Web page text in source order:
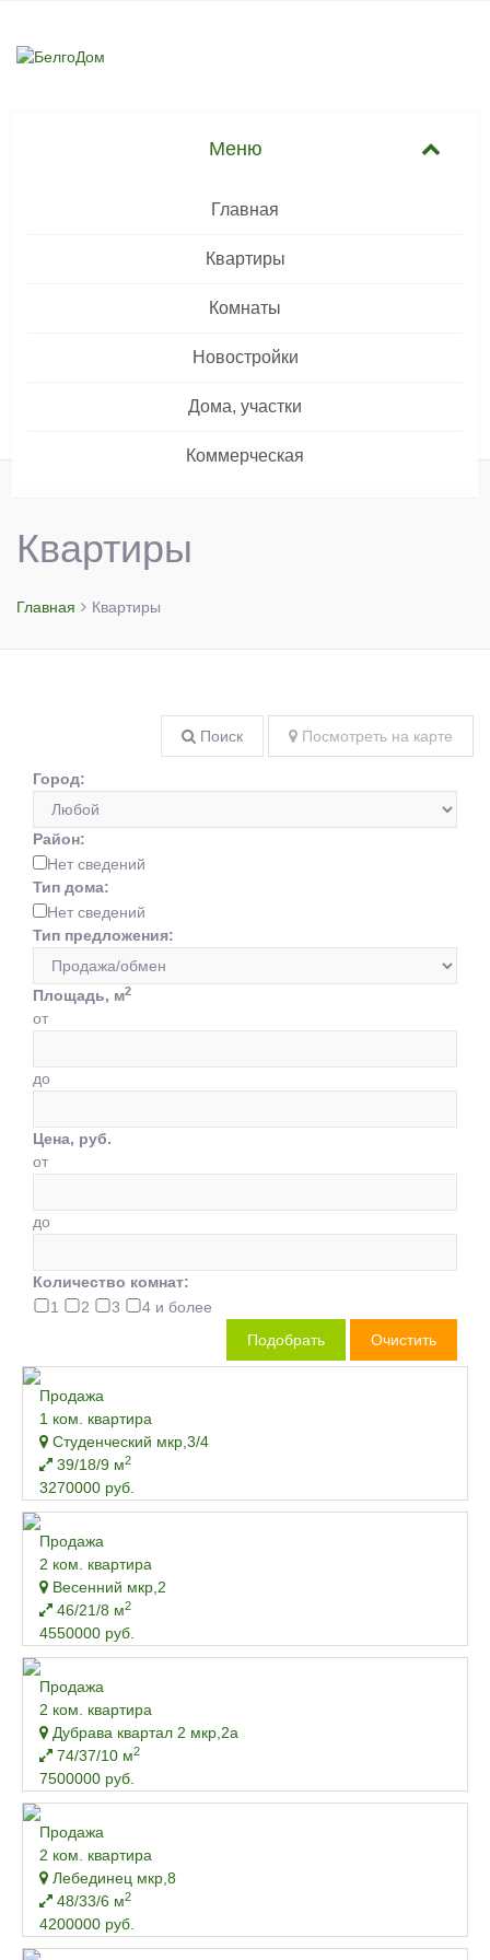
Главная
Квартиры
Комнаты
Новостройки
Дома, участки
Коммерческая
Квартиры
Главная Квартиры
Поиск Посмотреть на карте
Город:
Район:
Нет сведений
Тип дома:
Нет сведений
Тип предложения:
Площадь, м2
от
до
Цена, руб.
от
до
Количество комнат:
1
2 3 4 и более
Продажа
1 ком. квартира
Студенческий мкр,3/4
39/18/9 м2
3270000 руб.
Продажа
2 ком. квартира
Весенний мкр,2
46/21/8 м2
4550000 руб.
Продажа
2 ком. квартира
Дубрава квартал 2 мкр,2а
74/37/10 м2
7500000 руб.
Продажа
2 ком. квартира
Лебединец мкр,8
48/33/6 м2
4200000 руб.